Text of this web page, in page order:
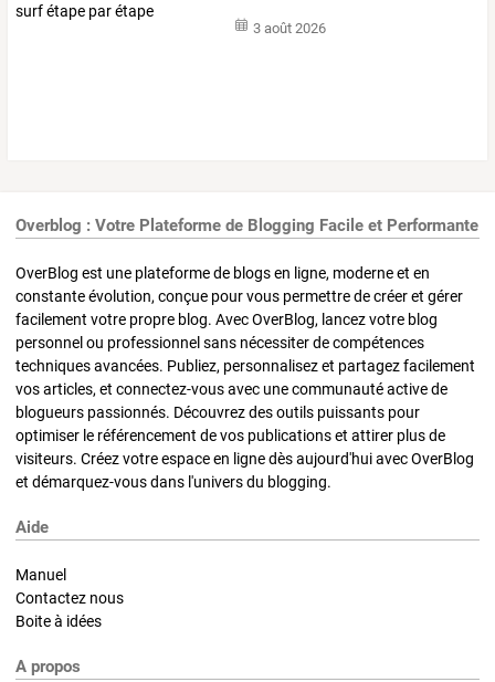
3 août 2026
Overblog : Votre Plateforme de Blogging Facile et Performante
OverBlog est une plateforme de blogs en ligne, moderne et en
constante évolution, conçue pour vous permettre de créer et gérer
facilement votre propre blog. Avec OverBlog, lancez votre blog
personnel ou professionnel sans nécessiter de compétences
techniques avancées. Publiez, personnalisez et partagez facilement
vos articles, et connectez-vous avec une communauté active de
blogueurs passionnés. Découvrez des outils puissants pour
optimiser le référencement de vos publications et attirer plus de
visiteurs. Créez votre espace en ligne dès aujourd'hui avec OverBlog
et démarquez-vous dans l'univers du blogging.
Aide
Manuel
Contactez nous
Boite à idées
A propos